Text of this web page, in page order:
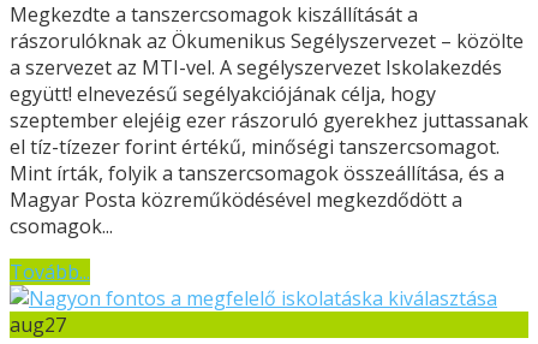
Megkezdte a tanszercsomagok kiszállítását a
rászorulóknak az Ökumenikus Segélyszervezet – közölte
a szervezet az MTI-vel. A segélyszervezet Iskolakezdés
együtt! elnevezésű segélyakciójának célja, hogy
szeptember elejéig ezer rászoruló gyerekhez juttassanak
el tíz-tízezer forint értékű, minőségi tanszercsomagot.
Mint írták, folyik a tanszercsomagok összeállítása, és a
Magyar Posta közreműködésével megkezdődött a
csomagok...
Tovább...
aug27